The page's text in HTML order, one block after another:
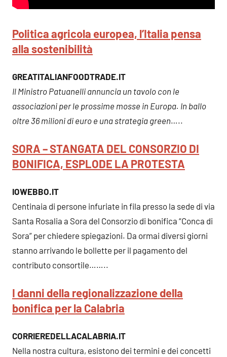
Politica agricola europea, l’Italia pensa
alla sostenibilità
GREATITALIANFOODTRADE.IT
Il Ministro Patuanelli annuncia un tavolo con le
associazioni per le prossime mosse in Europa. In ballo
oltre 36 milioni di euro e una strategia green…..
SORA – STANGATA DEL CONSORZIO DI
BONIFICA, ESPLODE LA PROTESTA
IOWEBBO.IT
Centinaia di persone infuriate in fila presso la sede di via
Santa Rosalia a Sora del Consorzio di bonifica “Conca di
Sora” per chiedere spiegazioni. Da ormai diversi giorni
stanno arrivando le bollette per il pagamento del
contributo consortile……..
I danni della regionalizzazione della
bonifica per la Calabria
CORRIEREDELLACALABRIA.IT
Nella nostra cultura, esistono dei termini e dei concetti